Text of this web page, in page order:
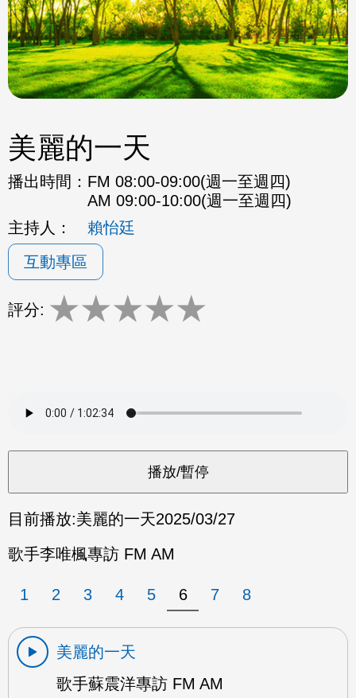
美麗的一天
播出時間： FM 08:00-09:00(週一至週四)
AM 09:00-10:00(週一至週四)
主持人：
賴怡廷
互動專區
評分: ★★★★★
目前播放:美麗的一天2025/03/27
歌手李唯楓專訪 FM AM
1 2 3 4 5 6 7 8
美麗的一天
歌手蘇震洋專訪 FM AM